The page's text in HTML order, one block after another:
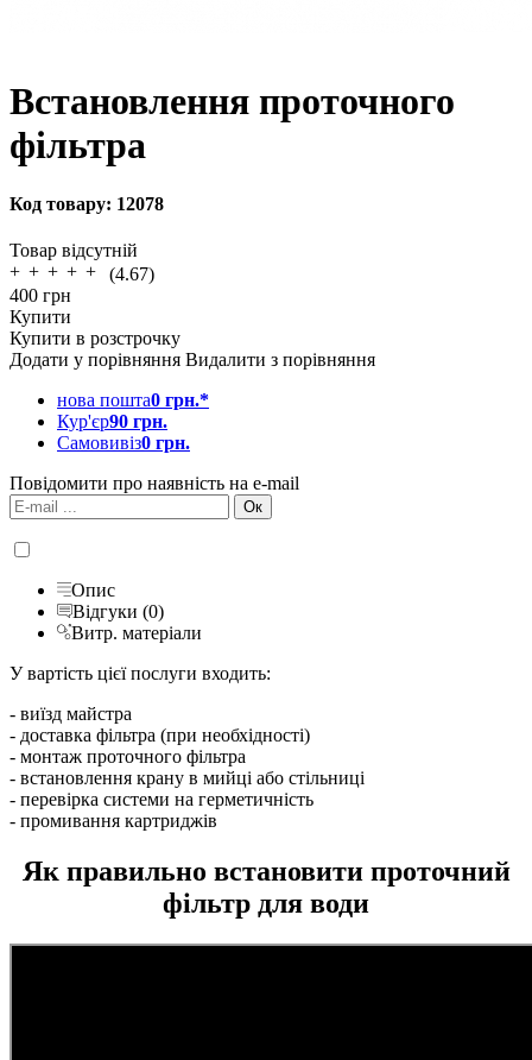
Встановлення проточного
фільтра
Код товару: 12078
Товар відсутній
(4.67)
400 грн
Купити
Купити в розстрочку
Додати у порівняння Видалити з порівняння
нова пошта0 грн.*
Кур'єр90 грн.
Самовивіз0 грн.
Повідомити про наявність на e-mail
Опис
Відгуки (0)
Витр. матеріали
У вартість цієї послуги входить:
- виїзд майстра
- доставка фільтра (при необхідності)
- монтаж проточного фільтра
- встановлення крану в мийці або стільниці
- перевірка системи на герметичність
- промивання картриджів
Як правильно встановити проточний
фільтр для води